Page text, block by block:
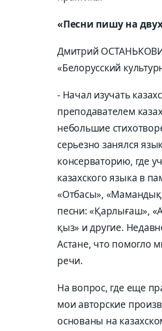
«Песни пишу на
Дмитрий
«Белорусский
- Начал изучать
преподавателем
небольшие
серьезно занялся
консерваторию, где
казахского языка в
«Отбасы»,
песни: «Қарлығаш»,
қыз» и другие.
Астане, что помогло
речи.
На вопрос, где еще
мои авторские
основаны на